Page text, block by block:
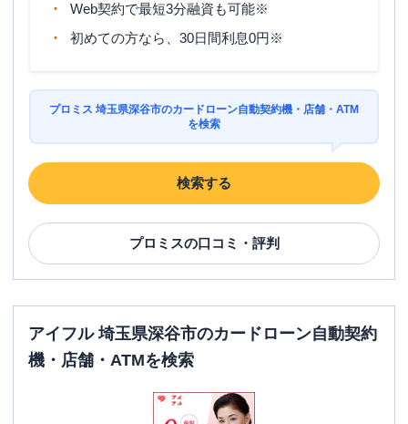
Web契約で最短3分融資も可能※
初めての方なら、30日間利息0円※
プロミス 埼玉県深谷市のカードローン自動契約機・店舗・ATM
を検索
検索する
プロミスの口コミ・評判
アイフル 埼玉県深谷市のカードローン自動契約
機・店舗・ATMを検索